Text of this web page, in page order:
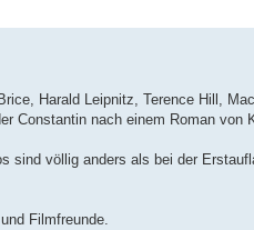
Harald Leipnitz, Terence Hill,
Constantin nach einem Roman von
sind völlig anders als bei der
Filmfreunde.